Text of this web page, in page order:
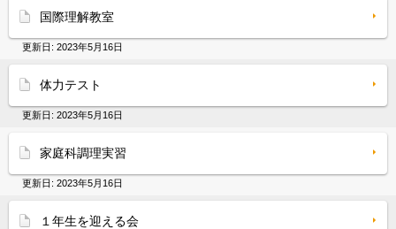
国際理解教室
更新日: 2023年5月16日
体力テスト
更新日: 2023年5月16日
家庭科調理実習
更新日: 2023年5月16日
１年生を迎える会